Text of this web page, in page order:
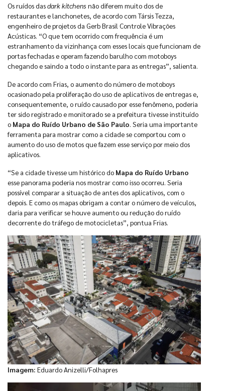
Os ruídos dasdark kitchens não diferem muito dos de
restaurantes e lanchonetes, de acordo com Társis Tezza,
engenheiro de projetos da Gerb Brasil Controle Vibrações
Acústicas. “O que tem ocorrido com frequência é um
estranhamento da vizinhança com esses locais que funcionam de
portas fechadas e operam fazendo barulho com motoboys
chegando e saindo a todo o instante para as entregas”, salienta.
De acordo com Frias, o aumento do número de motoboys
ocasionado pela proliferação do uso de aplicativos de entregas e,
consequentemente, o ruído causado por esse fenômeno, poderia
ter sido registrado e monitorado se a prefeitura tivesse instituído
o Mapa do Ruído Urbano de São Paulo . Seria uma importante
ferramenta para mostrar como a cidade se comportou com o
aumento do uso de motos que fazem esse serviço por meio dos
aplicativos.
“Se a cidade tivesse um histórico do Mapa do Ruído Urbano
esse panorama poderia nos mostrar como isso ocorreu. Seria
possível comparar a situação de antes dos aplicativos, com o
depois. E como os mapas obrigam a contar o número de veículos,
daria para verificar se houve aumento ou redução do ruído
decorrente do tráfego de motocicletas”, pontua Frias.
Imagem: Eduardo Anizelli/Folhapres